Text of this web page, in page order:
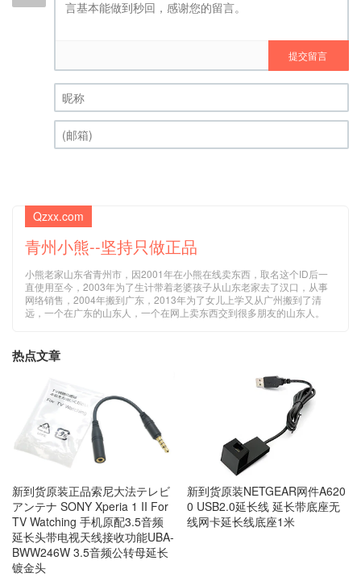
提交留言
昵称 (必填)
Qzxx.com
青州小熊--坚持只做正品
小熊老家山东省青州市，因2001年在小熊在线卖东西，取名这个ID后一
直使用至今，2003年为了生计带着老婆孩子从山东老家去了汉口，从事
网络销售，2004年搬到广东，2013年为了女儿上学又从广州搬到了清
远，一个在广东的山东人，一个在网上卖东西交到很多朋友的山东人。
热点文章
新到货原装正品索尼大法テレビ
アンテナ SONY Xperia 1 II For
TV Watching 手机原配3.5音频
延长头带电视天线接收功能UBA-
BWW246W 3.5音频公转母延长
镀金头
新到货原装NETGEAR网件A620
0 USB2.0延长线 延长带底座无
线网卡延长线底座1米